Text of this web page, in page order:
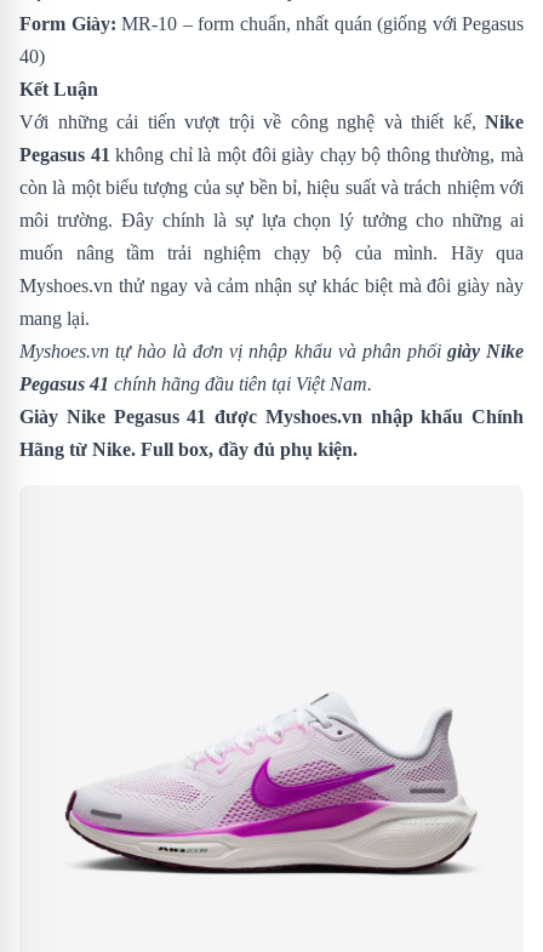
Form Giày: MR-10 – form chuẩn, nhất quán (giống với Pegasus
40)
Kết Luận
Với những cải tiến vượt trội về công nghệ và thiết kế, Nike
Pegasus 41 không chỉ là một đôi giày chạy bộ thông thường, mà
còn là một biểu tượng của sự bền bỉ, hiệu suất và trách nhiệm với
môi trường. Đây chính là sự lựa chọn lý tưởng cho những ai
muốn nâng tầm trải nghiệm chạy bộ của mình. Hãy qua
Myshoes.vn thử ngay và cảm nhận sự khác biệt mà đôi giày này
mang lại.
Myshoes.vn tự hào là đơn vị nhập khẩu và phân phối giày Nike
Pegasus 41 chính hãng đầu tiên tại Việt Nam.
Giày Nike Pegasus 41 được Myshoes.vn nhập khẩu Chính
Hãng từ Nike. Full box, đầy đủ phụ kiện.